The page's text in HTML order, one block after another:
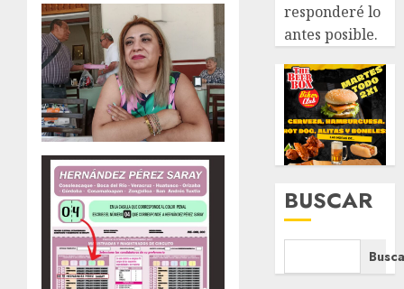
responderé lo
antes posible.
BUSCAR